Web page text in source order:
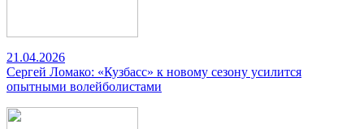
21.04.2026
Сергей Ломако: «Кузбасс» к новому сезону усилится
опытными волейболистами